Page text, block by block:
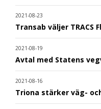
2021-08-23
Transab väljer TRACS
2021-08-19
Avtal med Statens
2021-08-16
Triona stärker väg-